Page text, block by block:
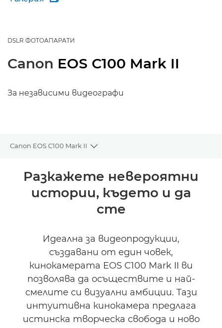
DSLR ФОТОАПАРАТИ
Canon EOS C100 Mark II
За независими видеографи
Canon EOS C100 Mark II
Toggle breadcrumbs
Преглед
Спецификации
Разкажете невероятни
истории, където и да
сте
Идеална за видеопродукции,
създавани от един човек,
кинокамерата EOS C100 Mark II ви
позволява да осъществите и най-
смелите си визуални амбиции. Тази
интуитивна кинокамера предлага
истинска творческа свобода и ново